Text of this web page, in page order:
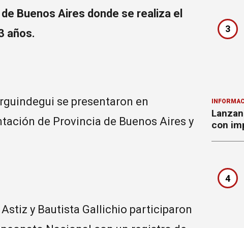
Buenos Aires donde se realiza el
años.
se presentaron en
de Provincia de Buenos Aires y
y Bautista Gallichio participaron
3
con
4